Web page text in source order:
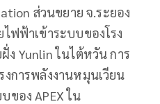
ส่วนขยาย จ.ระยอง
ไฟฟ้าเข้าระบบของโรง
Yunlin ในไต้หวัน การ
งการพลังงานหมุนเวียน
ของ APEX ใน